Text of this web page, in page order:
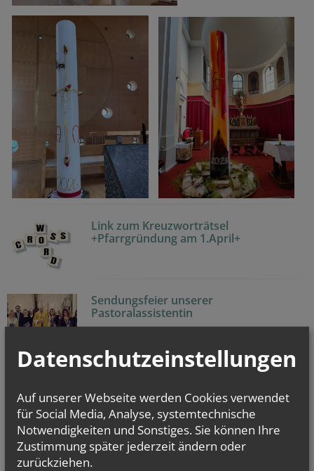
Link zum Kreuzworträtsel
+Pfarrgründung am 1.April+
Sendungsfeier unserer
Pastoralassistentin
Fotos zur Amtseinführung unseres
Pfarrbrief (Wellenbrecher)
Datenschutzeinstellungen
Auf unserer Webseite werden Cookies verwendet
für Social Media, Analyse, systemtechnische
Notwendigkeiten und Sonstiges. Sie können Ihre
Zustimmung später jederzeit ändern oder
zurückziehen.